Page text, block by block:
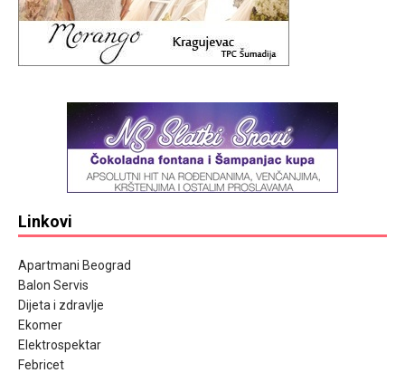
Linkovi
Apartmani Beograd
Balon Servis
Dijeta i zdravlje
Ekomer
Elektrospektar
Febricet